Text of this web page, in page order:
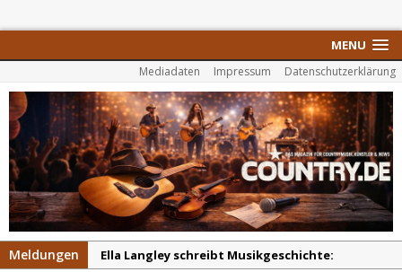
MENU
Mediadaten Impressum Datenschutzerklärung
Meldungen
Ella Langley schreibt Musikgeschichte: